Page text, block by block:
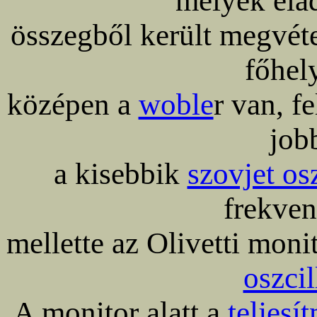
összegből került
középen a wobler van,
a kisebbik szovjet
mellette az Olivetti